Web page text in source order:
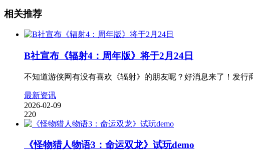
相关推荐
B社宣布《辐射4：周年版》将于2月24日
不知道游侠网有没有喜欢《辐射》的朋友呢？好消息来了！发行
最新资讯
2026-02-09
220
《怪物猎人物语3：命运双龙》试玩demo